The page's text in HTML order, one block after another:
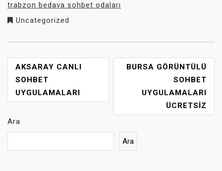
trabzon bedava sohbet odaları
Uncategorized
YAZI
GEZINMESI
AKSARAY CANLI
SOHBET
UYGULAMALARI
BURSA GÖRÜNTÜLÜ
SOHBET
UYGULAMALARI
ÜCRETSIZ
Ara
Ara